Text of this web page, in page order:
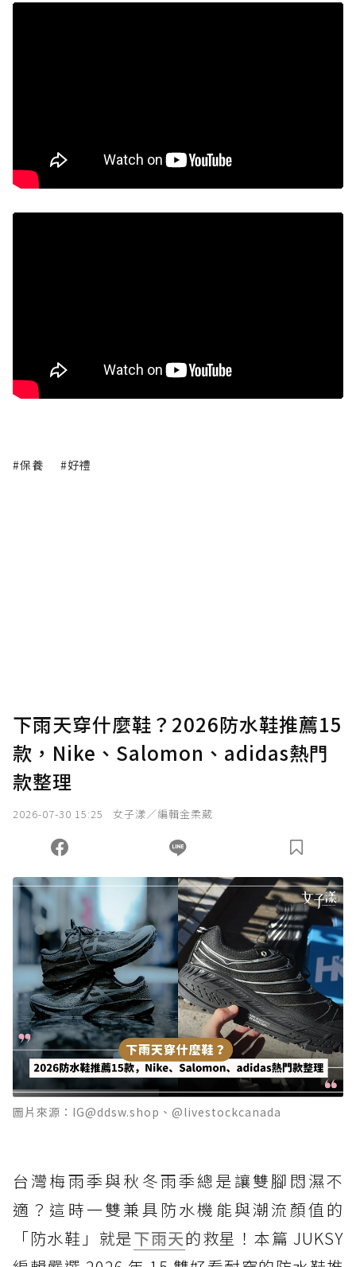
#保養 #好禮
下雨天穿什麼鞋？2026防水鞋推薦15
款，Nike、Salomon、adidas熱門
款整理
2026-07-30 15:25 女子漾／編輯金柔葳
圖片來源：IG@ddsw.shop、@livestockcanada
台灣梅雨季與秋冬雨季總是讓雙腳悶濕不
適？這時一雙兼具防水機能與潮流顏值的
「防水鞋」就是下雨天的救星！本篇 JUKSY